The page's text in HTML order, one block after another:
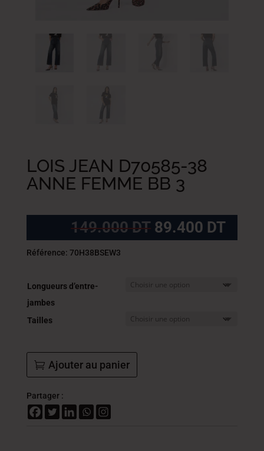
LOIS JEAN D70585-38
ANNE FEMME BB 3
149.000DT Le
prix
149.000
DT.
89.400 DTLe
prix
Référence: 70H38BSEW3
Longueurs d’entre-
jambes
Tailles
Ajouter au panier
Partager :